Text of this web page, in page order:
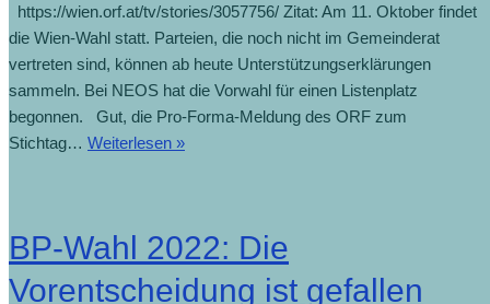
https://wien.orf.at/tv/stories/3057756/ Zitat: Am 11. Oktober findet
die Wien-Wahl statt. Parteien, die noch nicht im Gemeinderat
vertreten sind, können ab heute Unterstützungserklärungen
sammeln. Bei NEOS hat die Vorwahl für einen Listenplatz
begonnen. Gut, die Pro-Forma-Meldung des ORF zum
Stichtag… Weiterlesen »
BP-Wahl 2022: Die
Vorentscheidung ist gefallen